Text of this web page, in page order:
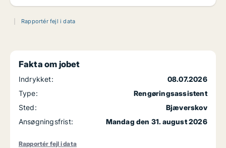
Rapportér fejl i data
Fakta om jobet
Indrykket:
08.07.2026
Type:
Rengøringsassistent
Sted:
Bjæverskov
Ansøgningsfrist:
Mandag den 31. august 2026
Rapportér fejl i data